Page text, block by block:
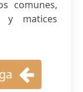
comunes,
y matices